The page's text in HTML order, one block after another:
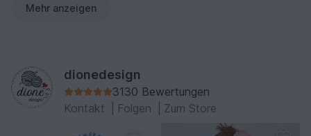
Mehr anzeigen
dionedesign
3130 Bewertungen
Kontakt
Folgen Zum Store